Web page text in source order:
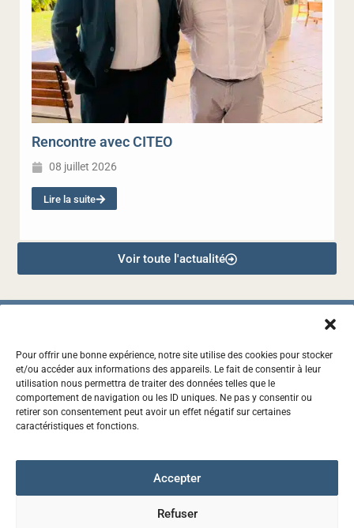
Pour offrir une bonne expérience, notre site utilise des cookies pour stocker
et/ou accéder aux informations des appareils. Le fait de consentir à leur
utilisation nous permettra de traiter des données telles que le
comportement de navigation ou les ID uniques. Ne pas y consentir ou
retirer son consentement peut avoir un effet négatif sur certaines
caractéristiques et fonctions.
Accepter
Refuser
Rencontre avec CITEO
08 juillet 2026
Lire la suite
Voir toute l'actualité
2, RUE DES CASCAVELS, 97441 SAINTE-SUZANNE
0262 72 34 09
Accessibilité : non conforme
Mentions légales
Politique de confidentialité